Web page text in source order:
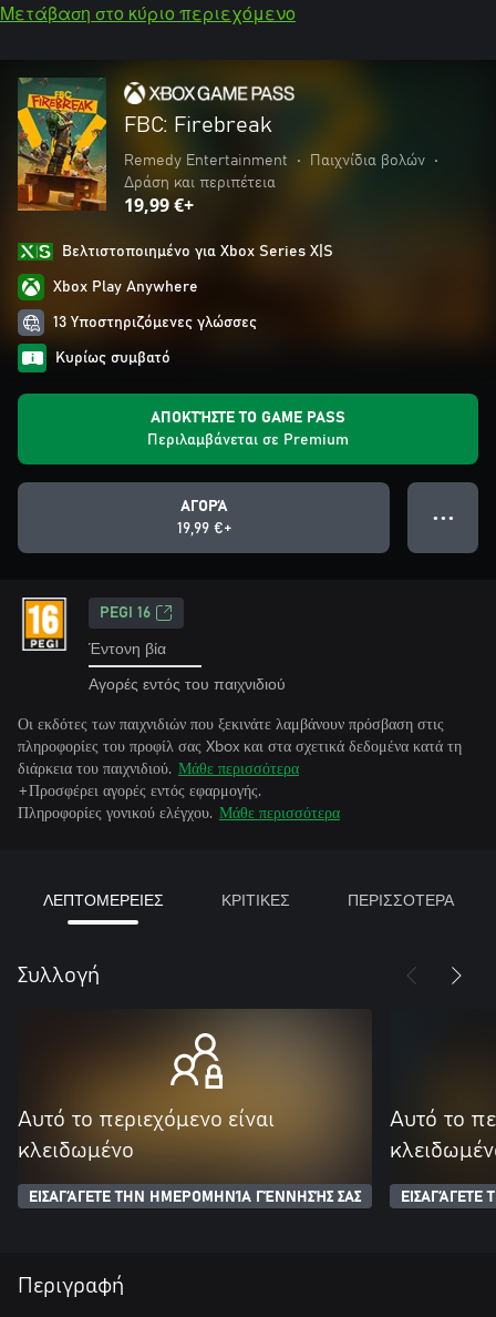
Μετάβαση στο κύριο περιεχόμενο
FBC: Firebreak
Remedy Entertainment • Παιχνίδια βολών
•
Δράση και περιπέτεια
19,99 €+
Βελτιστοποιημένο για Xbox Series X|S
Xbox Play Anywhere
13 Υποστηριζόμενες γλώσσες
Κυρίως συμβατό
ΑΠΟΚΤΉΣΤΕ ΤΟ GAME PASS
Περιλαμβάνεται σε Premium
ΑΓΟΡΆ
19,99 €+
● ● ●
PEGI 16
Έντονη βία
Αγορές εντός του παιχνιδιού
Οι εκδότες των παιχνιδιών που ξεκινάτε λαμβάνουν πρόσβαση στις
πληροφορίες του προφίλ σας Xbox και στα σχετικά δεδομένα κατά τη
διάρκεια του παιχνιδιού. Μάθε περισσότερα
+Προσφέρει αγορές εντός εφαρμογής.
Πληροφορίες γονικού ελέγχου. Μάθε περισσότερα
ΛΕΠΤΟΜΕΡΕΙΕΣ ΚΡΙΤΙΚΕΣ ΠΕΡΙΣΣΟΤΕΡΑ
Συλλογή
Αυτό το περιεχόμενο είναι
κλειδωμένο
ΕΙΣΑΓΆΓΕΤΕ ΤΗΝ ΗΜΕΡΟΜΗΝΊΑ ΓΈΝΝΗΣΉΣ ΣΑΣ
Αυτό το
Περιγραφή